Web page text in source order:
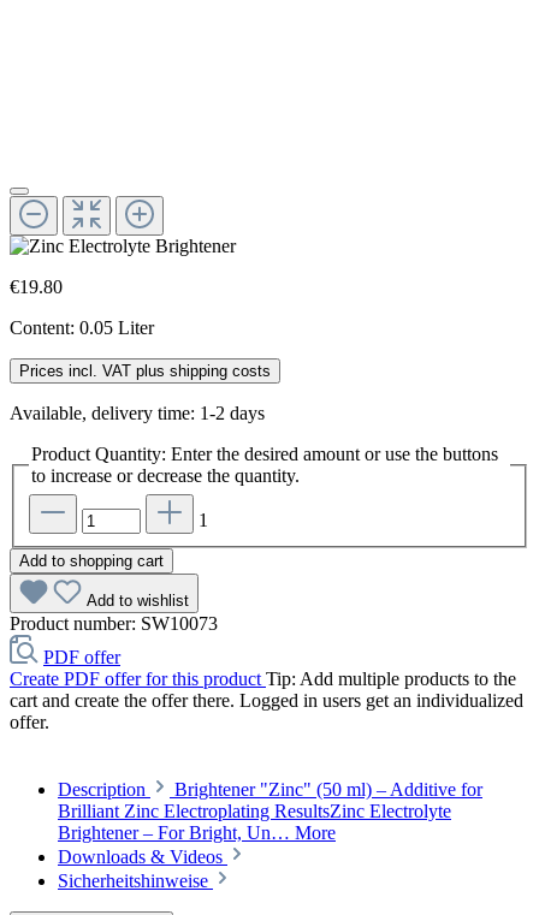
€19.80
Content: 0.05 Liter
Prices incl. VAT plus shipping costs
Available, delivery time: 1-2 days
Product Quantity: Enter the desired amount or use the buttons
to increase or decrease the quantity.
1
Add to shopping cart
Add to wishlist
Product number: SW10073
PDF offer
Create PDF offer for this product Tip: Add multiple products to the
cart and create the offer there. Logged in users get an individualized
offer.
Description
Brightener "Zinc" (50 ml) – Additive for
Brilliant Zinc Electroplating ResultsZinc Electrolyte
Brightener – For Bright, Un… More
Downloads & Videos
Sicherheitshinweise